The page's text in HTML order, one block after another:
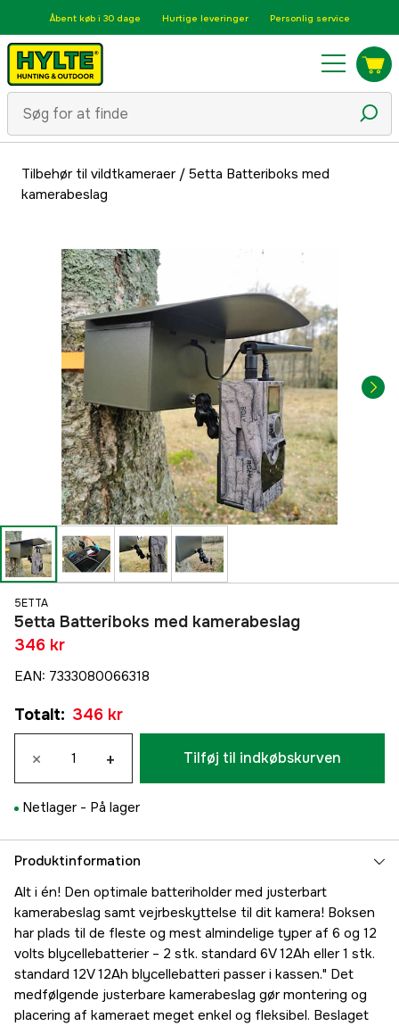
Åbent køb i 30 dage Hurtige leveringer Personlig service
Tilbehør til vildtkameraer/ 5etta Batteriboks med
kamerabeslag
5ETTA
5etta Batteriboks med kamerabeslag
346 kr
EAN: 7333080066318
Totalt: 346 kr
× + Tilføj til indkøbskurven
Netlager - På lager
Produktinformation
Alt i én! Den optimale batteriholder med justerbart
kamerabeslag samt vejrbeskyttelse til dit kamera! Boksen
har plads til de fleste og mest almindelige typer af 6 og 12
volts blycellebatterier – 2 stk. standard 6V 12Ah eller 1 stk.
standard 12V 12Ah blycellebatteri passer i kassen." Det
medfølgende justerbare kamerabeslag gør montering og
placering af kameraet meget enkel og fleksibel. Beslaget